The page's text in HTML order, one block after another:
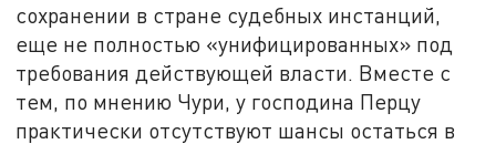
сохранении в стране судебных инстанций,
еще не полностью «унифицированных» под
требования действующей власти. Вместе с
тем, по мнению Чури, у господина Перцу
практически отсутствуют шансы остаться в